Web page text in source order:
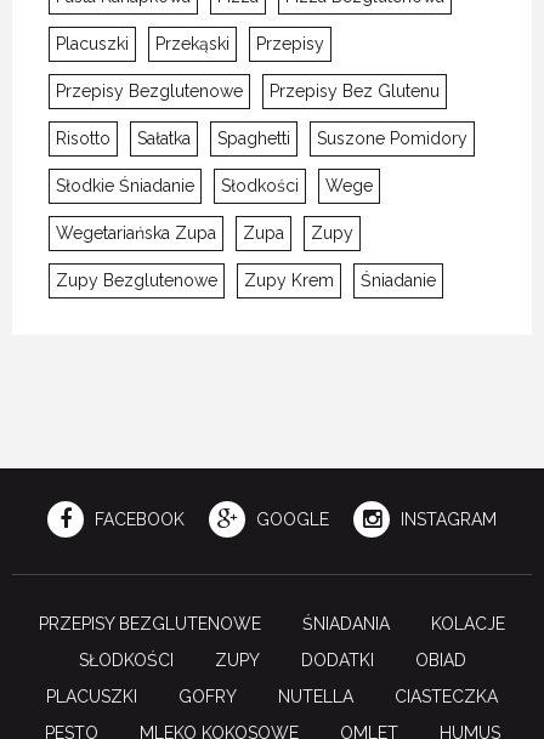
Placuszki Przekąski Przepisy
Przepisy Bezglutenowe Przepisy Bez Glutenu
Risotto Sałatka Spaghetti Suszone Pomidory
Słodkie Śniadanie Słodkości Wege
Wegetariańska Zupa Zupa Zupy
Zupy Bezglutenowe Zupy Krem Śniadanie
FACEBOOK GOOGLE INSTAGRAM
PRZEPISY BEZGLUTENOWE ŚNIADANIA
KOLACJE
SŁODKOŚCI
ZUPY DODATKI
OBIAD
PLACUSZKI
GOFRY NUTELLA
CIASTECZKA
PESTO
MLEKO KOKOSOWE OMLET HUMUS